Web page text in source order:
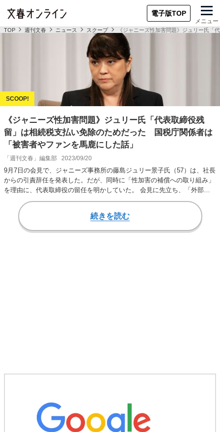
電子版TOP
メニュー
TOP 週刊文春 ニュース スクープ 《ジャニーズ性加害問題》ジュリー氏
《ジャニーズ性加害問題》ジュリー氏「代表取締役残
留」は相続税支払い免除のためだった 国税庁関係者は
「被害者やファンを馬鹿にした話」
「週刊文春」編集部 2023/09/20
9月7日の会見で、ジャニーズ事務所の藤島ジュリー景子氏（57）は、社長
からの引責辞任を発表した。だが、同時に「性加害の補償への取り組み」
を理由に、代表取締役の留任を明かしていた。 会見に先立ち、「外部専
門家による再…
続きを読む